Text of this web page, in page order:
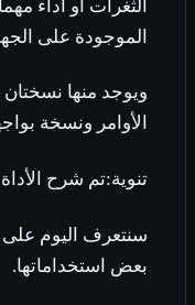
الثغرات او أداء
الموجودة على
ويوجد منها
الأوامر ونسخة
تنوية:تم شرح
سنتعرف اليوم
بعض استخداماتها.